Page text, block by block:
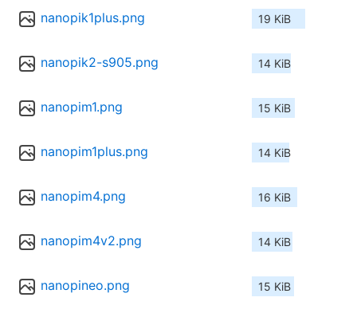
nanopik1plus.png 19 KiB
nanopik2-s905.png 14 KiB
nanopim1.png 15 KiB
nanopim1plus.png 14 KiB
nanopim4.png 16 KiB
nanopim4v2.png 14 KiB
nanopineo.png 15 KiB